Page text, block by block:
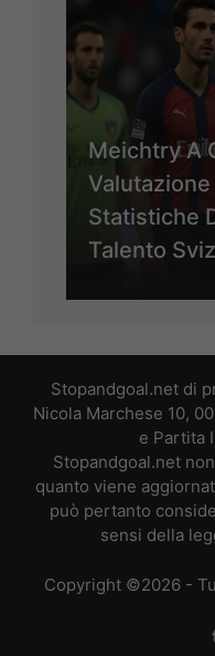
Meichtry A
Statistiche
Talento
Stopandgoal.net di
Nicola Marchese 10,
e Partita
Stopandgoal.net
quanto viene
può pertanto
sensi della
Copyright ©2026 -